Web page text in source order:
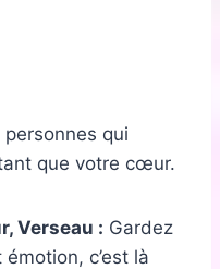
qui
que votre cœur.
Verseau : Gardez
c’est là